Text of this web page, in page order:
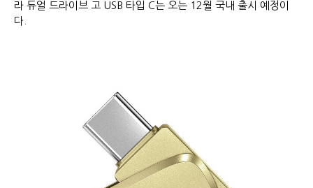
라 듀얼 드라이브 고 USB 타입 C는 오는 12월 국내 출시 예정이
다.